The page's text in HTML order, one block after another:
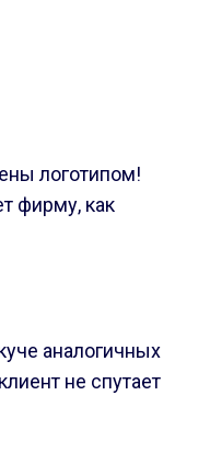
логотипом!
фирму, как
аналогичных
не спутает